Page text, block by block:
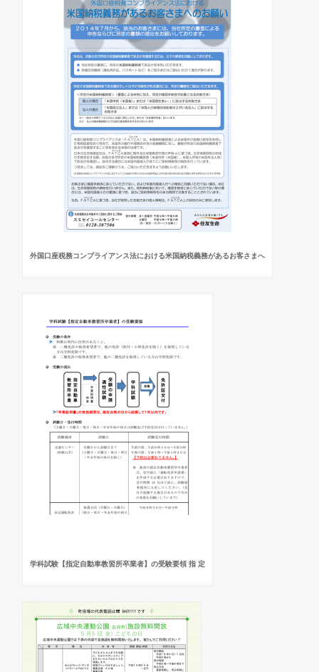
外国口座税務コンプライアンス法における米国納税義務があるお客さまへ
学科試験【指定自動車教習所卒業者】の受験要領 指 定